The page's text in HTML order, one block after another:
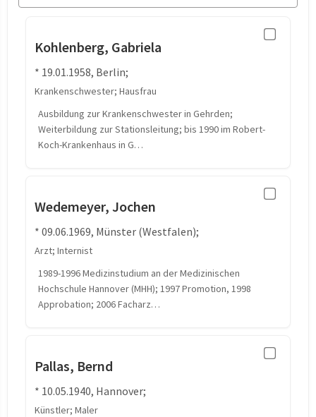
Kohlenberg, Gabriela
* 19.01.1958, Berlin;
Krankenschwester; Hausfrau
Ausbildung zur Krankenschwester in Gehrden;
Weiterbildung zur Stationsleitung; bis 1990 im Robert-
Koch-Krankenhaus in G…
Wedemeyer, Jochen
* 09.06.1969, Münster (Westfalen);
Arzt; Internist
1989-1996 Medizinstudium an der Medizinischen
Hochschule Hannover (MHH); 1997 Promotion, 1998
Approbation; 2006 Facharz…
Pallas, Bernd
* 10.05.1940, Hannover;
Künstler; Maler